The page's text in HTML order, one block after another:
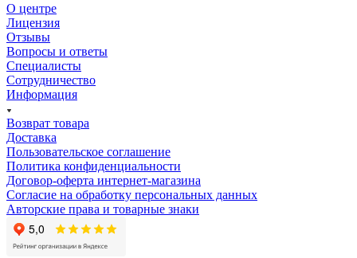
О центре
Лицензия
Отзывы
Вопросы и ответы
Специалисты
Сотрудничество
Информация
Возврат товара
Доставка
Пользовательское соглашение
Политика конфиденциальности
Договор-оферта интернет-магазина
Согласие на обработку персональных данных
Авторские права и товарные знаки